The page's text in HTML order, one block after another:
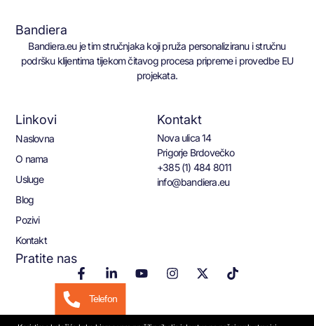
Bandiera
Bandiera.eu je tim stručnjaka koji pruža personaliziranu i stručnu
podršku klijentima tijekom čitavog procesa pripreme i provedbe EU
projekata.
Linkovi
Naslovna
O nama
Usluge
Blog
Pozivi
Kontakt
Kontakt
Nova ulica 14
Prigorje Brdovečko
+385 (1) 484 8011
info@bandiera.eu
Pratite nas
Telefon